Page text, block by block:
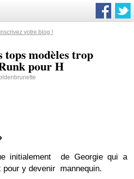
votre blog !
modèles trop
pour H
initialement de Georgie qui a
pour y devenir mannequin.